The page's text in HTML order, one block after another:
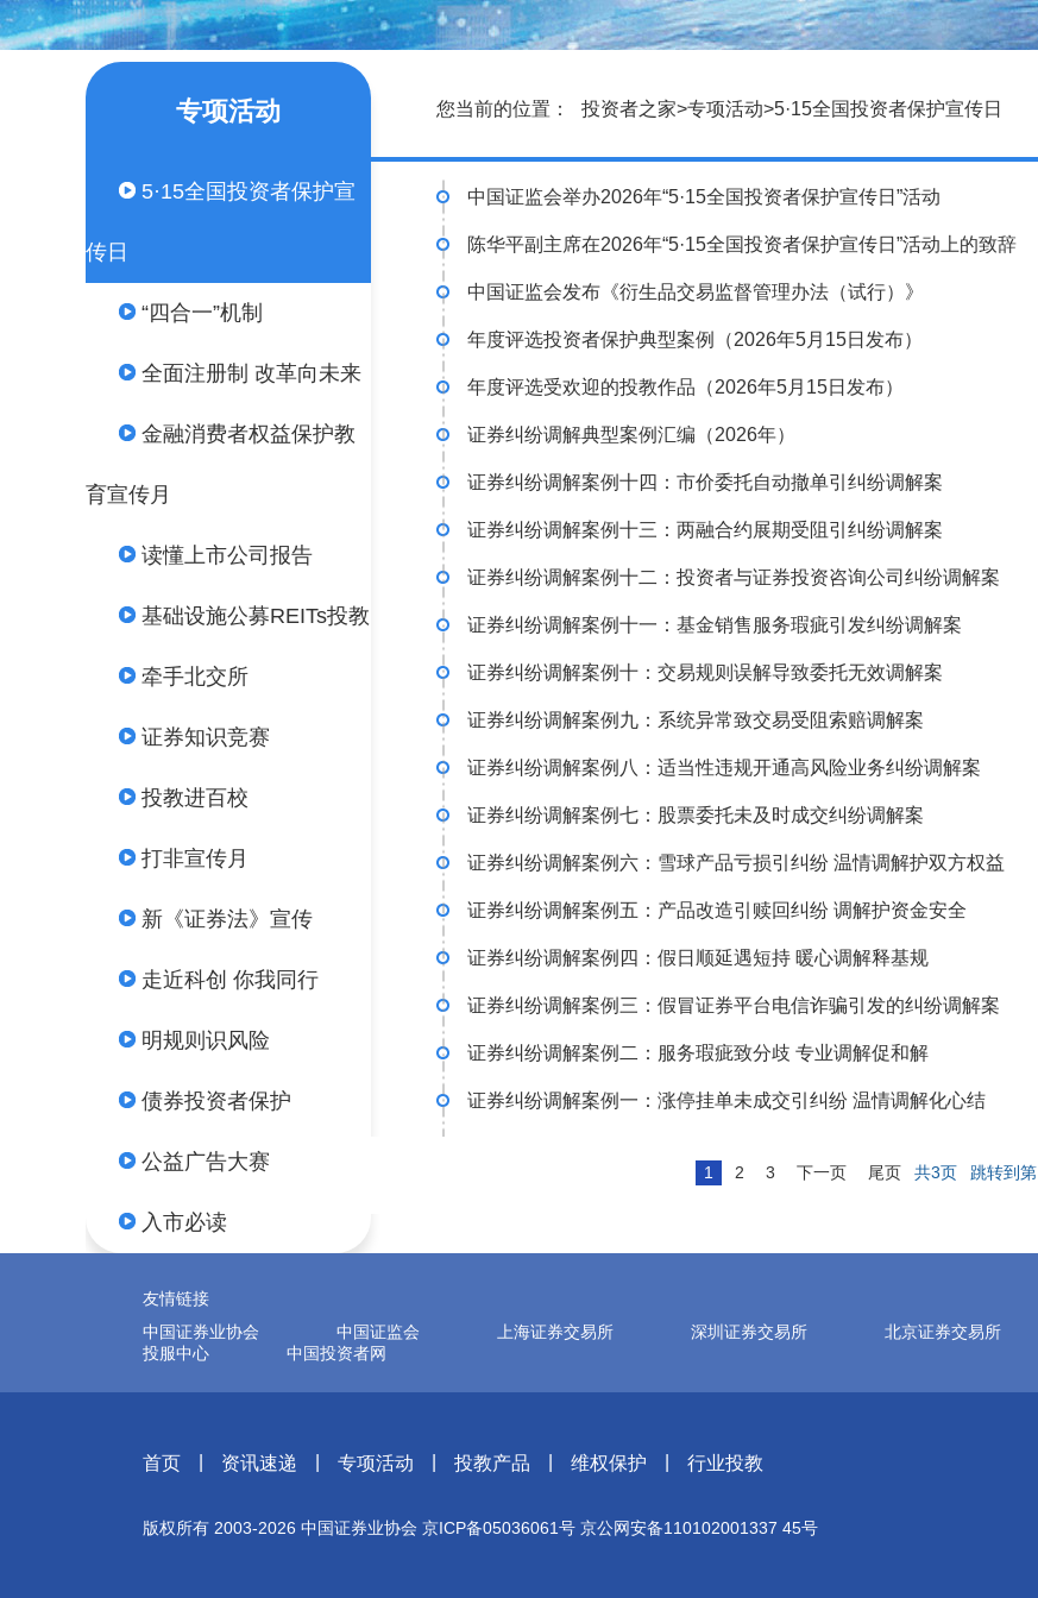
专项活动
5·15全国投资者保护宣
传日
“四合一”机制
全面注册制 改革向未来
金融消费者权益保护教
育宣传月
读懂上市公司报告
基础设施公募REITs投教
牵手北交所
证券知识竞赛
投教进百校
打非宣传月
新《证券法》宣传
走近科创 你我同行
明规则识风险
债券投资者保护
公益广告大赛
入市必读
您当前的位置： 投资者之家>专项活动>5·15全国投资者保护宣传日
中国证监会举办2026年“5·15全国投资者保护宣传日”活动
陈华平副主席在2026年“5·15全国投资者保护宣传日”活动上的致辞
中国证监会发布《衍生品交易监督管理办法（试行）》
年度评选投资者保护典型案例（2026年5月15日发布）
年度评选受欢迎的投教作品（2026年5月15日发布）
证券纠纷调解典型案例汇编（2026年）
证券纠纷调解案例十四：市价委托自动撤单引纠纷调解案
证券纠纷调解案例十三：两融合约展期受阻引纠纷调解案
证券纠纷调解案例十二：投资者与证券投资咨询公司纠纷调解案
证券纠纷调解案例十一：基金销售服务瑕疵引发纠纷调解案
证券纠纷调解案例十：交易规则误解导致委托无效调解案
证券纠纷调解案例九：系统异常致交易受阻索赔调解案
证券纠纷调解案例八：适当性违规开通高风险业务纠纷调解案
证券纠纷调解案例七：股票委托未及时成交纠纷调解案
证券纠纷调解案例六：雪球产品亏损引纠纷 温情调解护双方权益
证券纠纷调解案例五：产品改造引赎回纠纷 调解护资金安全
证券纠纷调解案例四：假日顺延遇短持 暖心调解释基规
证券纠纷调解案例三：假冒证券平台电信诈骗引发的纠纷调解案
证券纠纷调解案例二：服务瑕疵致分歧 专业调解促和解
证券纠纷调解案例一：涨停挂单未成交引纠纷 温情调解化心结
1 2 3 下一页 尾页 共3页 跳转到第
友情链接
中国证券业协会
中国证监会 上海证券交易所 深圳证券交易所 北京证券交易所
投服中心
中国投资者网
首页 资讯速递 专项活动 投教产品 维权保护 行业投教
版权所有 2003-2026 中国证券业协会 京ICP备05036061号 京公网安备110102001337 45号